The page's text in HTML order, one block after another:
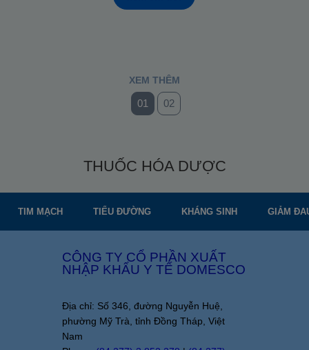
XEM THÊM
01 02
THUỐC HÓA DƯỢC
TIM MẠCH TIỂU ĐƯỜNG KHÁNG SINH GIẢM
CÔNG TY CỔ PHẦN XUẤT
NHẬP KHẨU Y TẾ DOMESCO
Địa chỉ: Số 346, đường Nguyễn Huệ,
phường Mỹ Trà, tỉnh Đồng Tháp, Việt
Nam